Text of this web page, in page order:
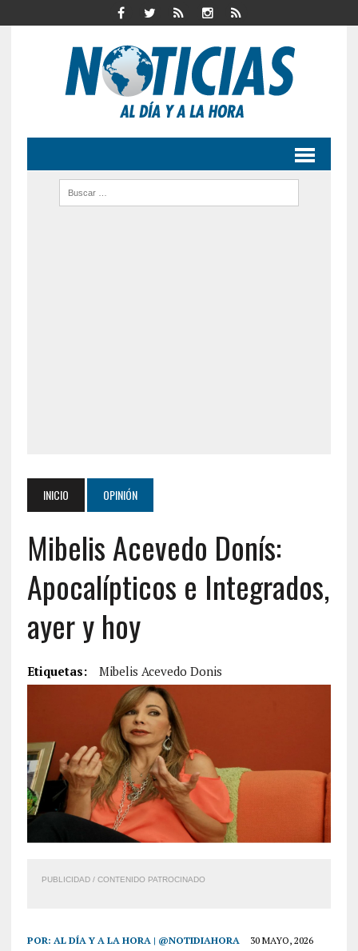
INICIO OPINIÓN
Mibelis Acevedo Donís:
Apocalípticos e Integrados,
ayer y hoy
Etiquetas: Mibelis Acevedo Donis
PUBLICIDAD / CONTENIDO PATROCINADO
POR: AL DÍA Y A LA HORA | @NOTIDIAHORA 30 MAYO, 2026